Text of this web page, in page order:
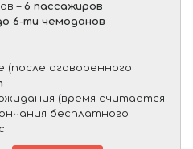
– 6 пассажиров
6-ти чемоданов
оговоренного
(время считается
бесплатного